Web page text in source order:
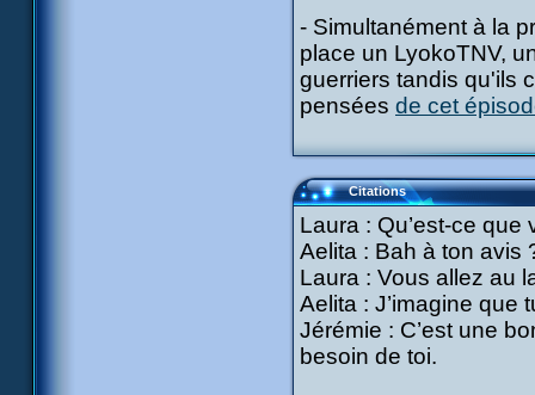
- Simultanément à la
place un LyokoTNV,
guerriers tandis qu'ils
pensées de cet
Citations
Laura : Qu’est-ce que
Aelita : Bah à ton avis
Laura : Vous allez au
Aelita : J’imagine que
Jérémie : C’est une
besoin de toi.